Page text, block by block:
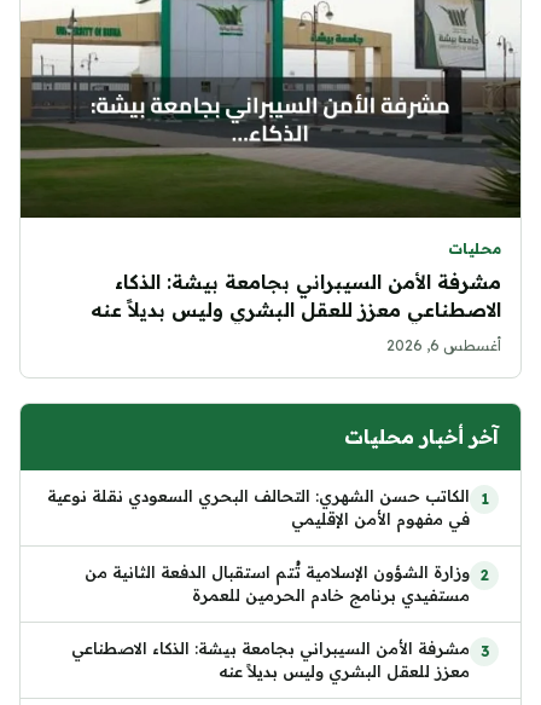
محليات
مشرفة الأمن السيبراني بجامعة بيشة: الذكاء
الاصطناعي معزز للعقل البشري وليس بديلاً عنه
أغسطس 6, 2026
آخر أخبار محليات
الكاتب حسن الشهري: التحالف البحري السعودي نقلة نوعية
في مفهوم الأمن الإقليمي
وزارة الشؤون الإسلامية تُتم استقبال الدفعة الثانية من
مستفيدي برنامج خادم الحرمين للعمرة
مشرفة الأمن السيبراني بجامعة بيشة: الذكاء الاصطناعي
معزز للعقل البشري وليس بديلاً عنه